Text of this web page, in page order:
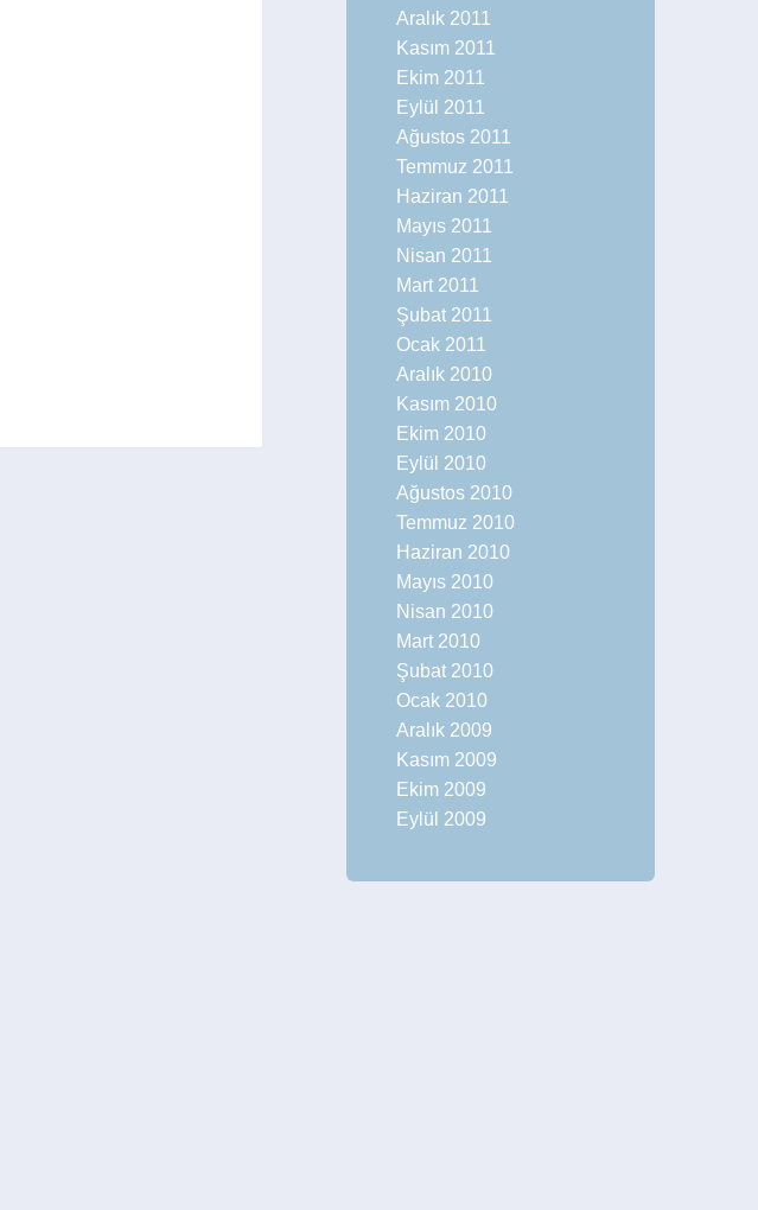
Aralık 2011
Kasım 2011
Ekim 2011
Eylül 2011
Ağustos 2011
Temmuz 2011
Haziran 2011
Mayıs 2011
Nisan 2011
Mart 2011
Şubat 2011
Ocak 2011
Aralık 2010
Kasım 2010
Ekim 2010
Eylül 2010
Ağustos 2010
Temmuz 2010
Haziran 2010
Mayıs 2010
Nisan 2010
Mart 2010
Şubat 2010
Ocak 2010
Aralık 2009
Kasım 2009
Ekim 2009
Eylül 2009